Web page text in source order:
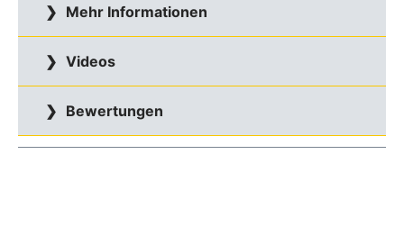
Mehr Informationen
Videos
Bewertungen